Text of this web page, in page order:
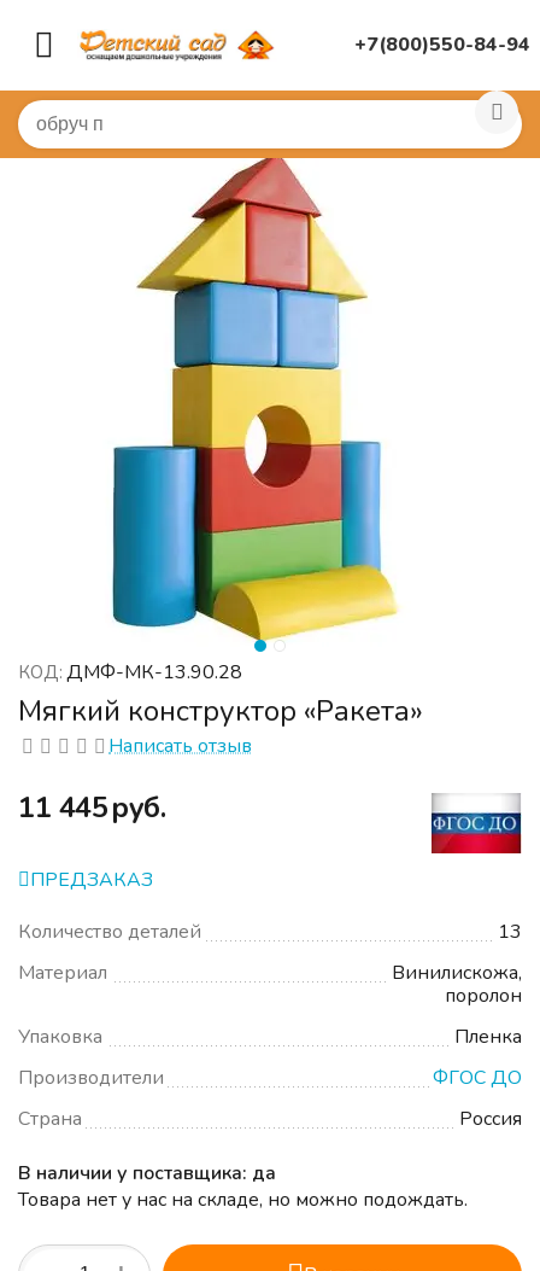
+7(800)550-84-94
Главная / Конструкторы мягкие
КОД: ДМФ-МК-13.90.28
Мягкий конструктор «Ракета»
Написать отзыв
‍11 445‍руб.
ПРЕДЗАКАЗ
Количество деталей
13
Материал
Винилискожа,
поролон
Упаковка
Пленка
Производители
ФГОС ДО
Страна
Россия
В наличии у поставщика: да
Товара нет у нас на складе, но можно подождать.